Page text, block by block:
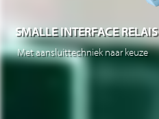
SMALLE INTERFACE RELAIS
Met aansluittechniek naar keuze